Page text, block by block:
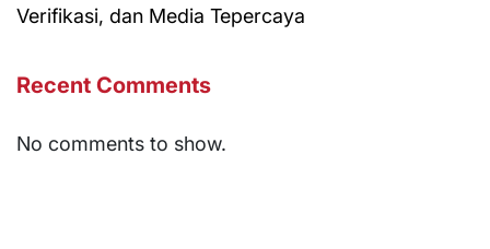
Verifikasi, dan Media Tepercaya
Recent Comments
No comments to show.